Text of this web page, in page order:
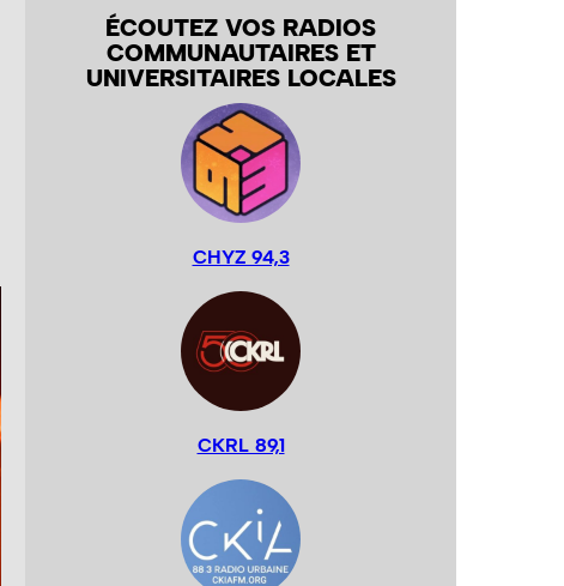
ÉCOUTEZ VOS RADIOS
COMMUNAUTAIRES ET
UNIVERSITAIRES LOCALES
CHYZ 94,3
CKRL 89,1